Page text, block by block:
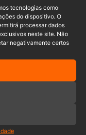
tecnologias como
do dispositivo. O
processar dados
neste site. Não
negativamente certos
pedidos de
– Bairro Quintino,
– Araponguinhas e
visita à
de Segurança
a delegacia de
exclusivo